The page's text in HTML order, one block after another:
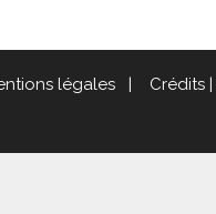
légales | Crédits |